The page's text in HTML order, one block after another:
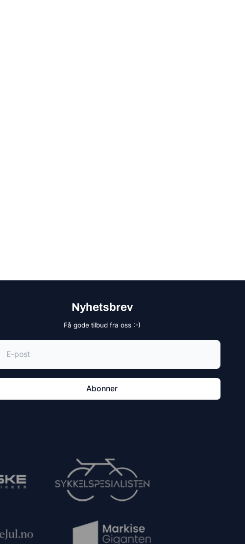
Nyhetsbrev
Få gode tilbud fra oss :-)
Abonner